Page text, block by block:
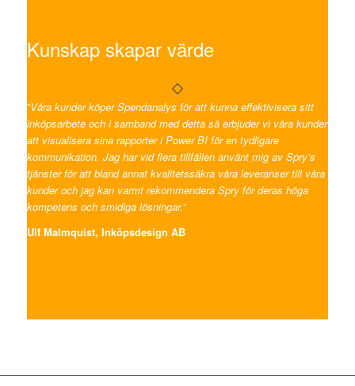
Kunskap skapar värde
”Våra kunder köper Spendanalys för att kunna effektivisera sitt
inköpsarbete och i samband med detta så erbjuder vi våra kunder
att visualisera sina rapporter i Power BI för en tydligare
kommunikation. Jag har vid flera tillfällen använt mig av Spry’s
tjänster för att bland annat kvalitetssäkra våra leveranser till våra
kunder och jag kan varmt rekommendera Spry för deras höga
kompetens och smidiga lösningar.”
Ulf Malmquist, Inköpsdesign AB